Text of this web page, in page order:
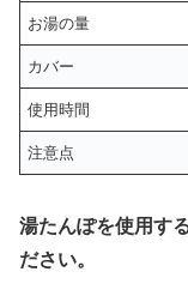
お湯の量
カバー
使用時間
注意点
湯たんぽを使用す
ださい。